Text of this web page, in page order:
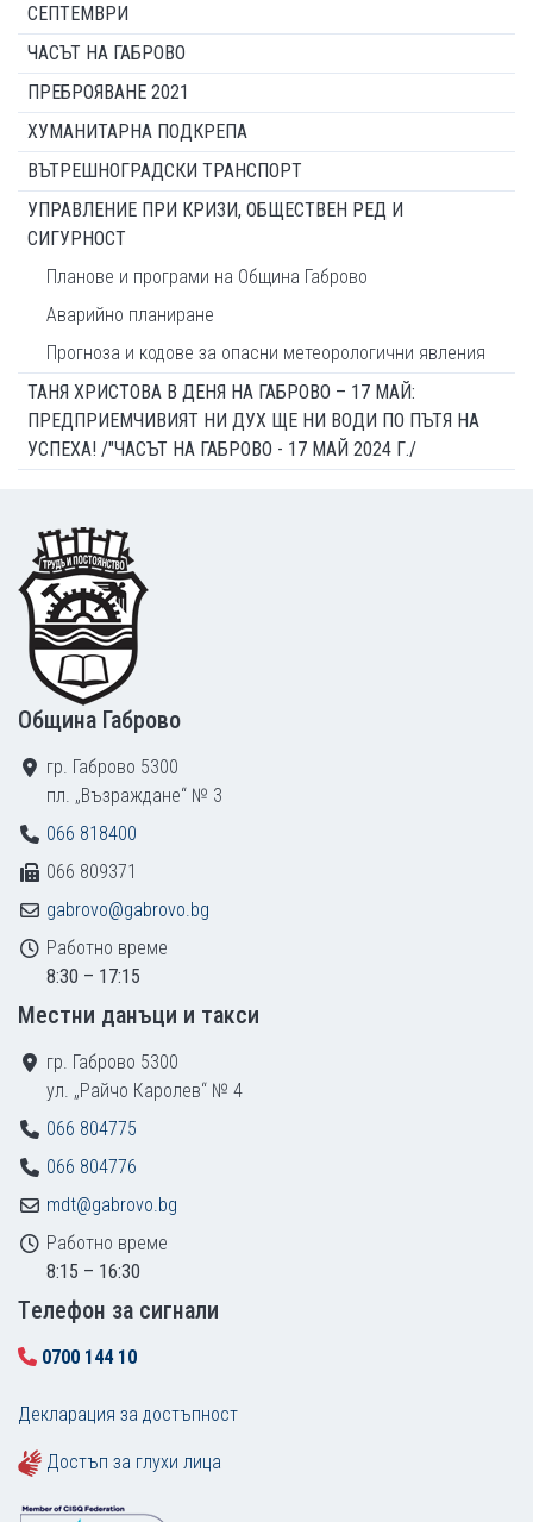
СЕПТЕМВРИ
ЧАСЪТ НА ГАБРОВО
ПРЕБРОЯВАНЕ 2021
ХУМАНИТАРНА ПОДКРЕПА
ВЪТРЕШНОГРАДСКИ ТРАНСПОРТ
УПРАВЛЕНИЕ ПРИ КРИЗИ, ОБЩЕСТВЕН РЕД И
СИГУРНОСТ
Планове и програми на Община Габрово
Аварийно планиране
Прогноза и кодове за опасни метеорологични явления
ТАНЯ ХРИСТОВА В ДЕНЯ НА ГАБРОВО – 17 МАЙ:
ПРЕДПРИЕМЧИВИЯТ НИ ДУХ ЩЕ НИ ВОДИ ПО ПЪТЯ НА
УСПЕХА! /"ЧАСЪТ НА ГАБРОВО - 17 МАЙ 2024 Г./
Footer
Община Габрово
гр. Габрово 5300
пл. „Възраждане“ № 3
066 818400
066 809371
gabrovo@gabrovo.bg
Работно време
8:30 – 17:15
Местни данъци и такси
гр. Габрово 5300
ул. „Райчо Каролев“ № 4
066 804775
066 804776
mdt@gabrovo.bg
Работно време
8:15 – 16:30
Tелефон за сигнали
0700 144 10
Декларация за достъпност
Достъп за глухи лица